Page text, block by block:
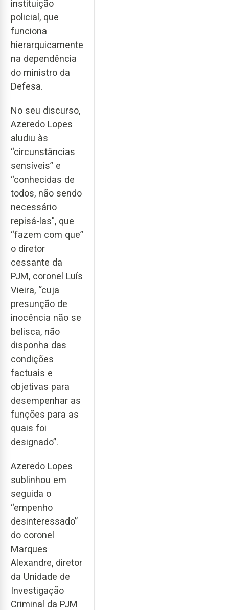
instituição
policial, que
funciona
hierarquicamente
na dependência
do ministro da
Defesa.
No seu discurso,
Azeredo Lopes
aludiu às
“circunstâncias
sensíveis” e
“conhecidas de
todos, não sendo
necessário
repisá-las", que
“fazem com que”
o diretor
cessante da
PJM, coronel Luís
Vieira, “cuja
presunção de
inocência não se
belisca, não
disponha das
condições
factuais e
objetivas para
desempenhar as
funções para as
quais foi
designado”.
Azeredo Lopes
sublinhou em
seguida o
“empenho
desinteressado”
do coronel
Marques
Alexandre, diretor
da Unidade de
Investigação
Criminal da PJM